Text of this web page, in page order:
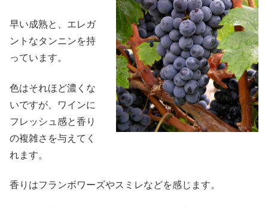
早い成熟と、エレガ
ントなタンニンを持
っています。
色はそれほど濃くな
いですが、ワインに
フレッシュ感と香り
の複雑さを与えてく
れます。
香りはフランボワーズやスミレなどを感じます。